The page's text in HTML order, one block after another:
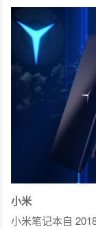
小米
小米笔记本自